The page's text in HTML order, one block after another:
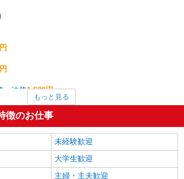
・法務1,580円
手・助産師 1,574円
流1,521円
給を見る
もっと見る
徴のお仕事
未経験歓迎
大学生歓迎
主婦・主夫歓迎